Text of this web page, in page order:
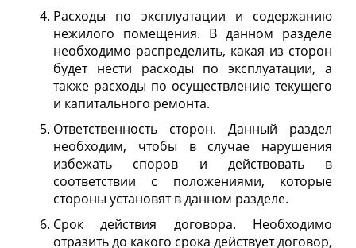
Расходы по эксплуатации и содержанию
нежилого помещения. В данном разделе
необходимо распределить, какая из сторон
будет нести расходы по эксплуатации, а
также расходы по осуществлению текущего
и капитального ремонта.
Ответственность сторон. Данный раздел
необходим, чтобы в случае нарушения
избежать споров и действовать в
соответствии с положениями, которые
стороны установят в данном разделе.
Срок действия договора. Необходимо
отразить до какого срока действует договор,